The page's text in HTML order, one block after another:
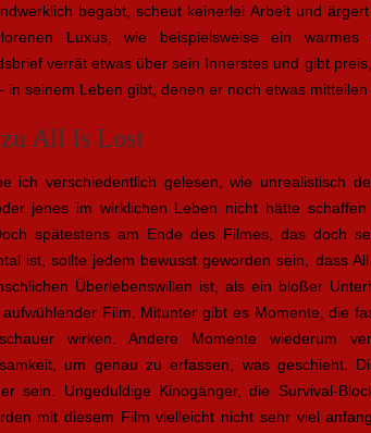
begabt, scheut keinerlei Arbeit und
Luxus, wie beispielsweise ein
verrät etwas über sein Innerstes und gibt
in seinem Leben gibt, denen er noch etwas mitteilen
All Is Lost
ich verschiedentlich gelesen, wie unrealistisch
jenes im wirklichen Leben nicht hätte
spätestens am Ende des Filmes, das doch
ist, sollte jedem bewusst geworden sein, dass
Überlebenswillen ist, als ein bloßer
Film. Mitunter gibt es Momente, die
wirken. Andere Momente wiederum
um genau zu erfassen, was geschieht.
sein. Ungeduldige Kinogänger, die Survival-
mit diesem Film vielleicht nicht sehr viel